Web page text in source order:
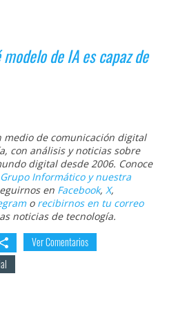
de IA es capaz de
medio de comunicación digital
con análisis y noticias sobre
digital desde 2006. Conoce
Informático y nuestra
en Facebook, X,
o recibirnos en tu correo
noticias de tecnología.
Ver Comentarios